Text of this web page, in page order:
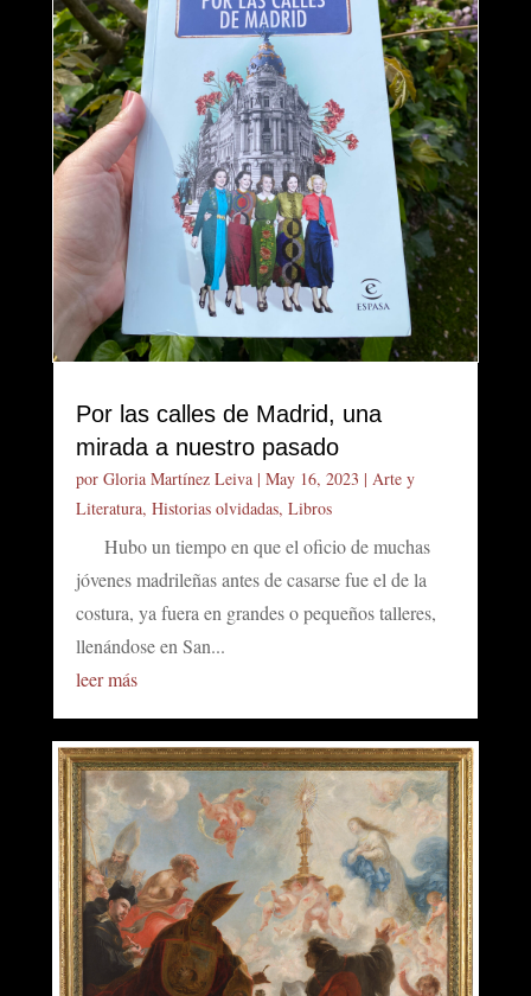
Por las calles de Madrid, una
mirada a nuestro pasado
por Gloria Martínez Leiva| May 16, 2023 | Arte y
Literatura, Historias olvidadas, Libros
Hubo un tiempo en que el oficio de muchas
jóvenes madrileñas antes de casarse fue el de la
costura, ya fuera en grandes o pequeños talleres,
llenándose en San...
leer más